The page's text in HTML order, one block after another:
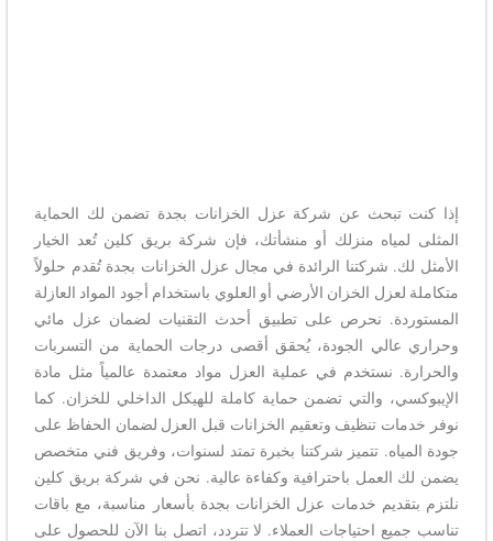
إذا كنت تبحث عن شركة عزل الخزانات بجدة تضمن لك الحماية
المثلى لمياه منزلك أو منشأتك، فإن شركة بريق كلين تُعد الخيار
الأمثل لك. شركتنا الرائدة في مجال عزل الخزانات بجدة تُقدم حلولاً
متكاملة لعزل الخزان الأرضي أو العلوي باستخدام أجود المواد العازلة
المستوردة. نحرص على تطبيق أحدث التقنيات لضمان عزل مائي
وحراري عالي الجودة، يُحقق أقصى درجات الحماية من التسربات
والحرارة. نستخدم في عملية العزل مواد معتمدة عالمياً مثل مادة
الإيبوكسي، والتي تضمن حماية كاملة للهيكل الداخلي للخزان. كما
نوفر خدمات تنظيف وتعقيم الخزانات قبل العزل لضمان الحفاظ على
جودة المياه. تتميز شركتنا بخبرة تمتد لسنوات، وفريق فني متخصص
يضمن لك العمل باحترافية وكفاءة عالية. نحن في شركة بريق كلين
نلتزم بتقديم خدمات عزل الخزانات بجدة بأسعار مناسبة، مع باقات
تناسب جميع احتياجات العملاء. لا تتردد، اتصل بنا الآن للحصول على